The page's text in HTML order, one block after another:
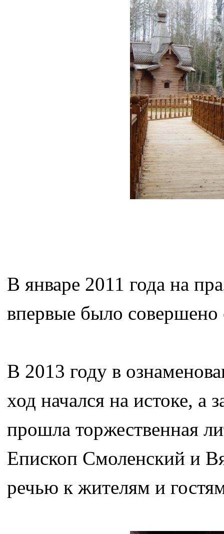
В январе 2011 года на
впервые было совершено
В 2013 году в
ход начался на истоке,
прошла торжественная
Епископ Смоленский и
речью к жителям и